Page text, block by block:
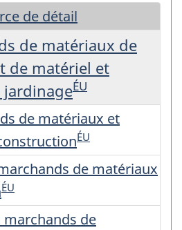
de détail
de matériaux de
de matériel et
ÉU
de matériaux et
ÉU
de matériaux
ÉU
marchands de